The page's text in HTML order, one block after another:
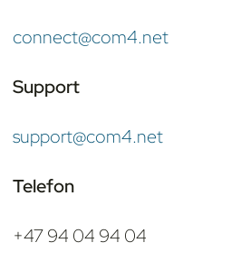
connect@com4.net
Support
support@com4.net
Telefon
+47 94 04 94 04